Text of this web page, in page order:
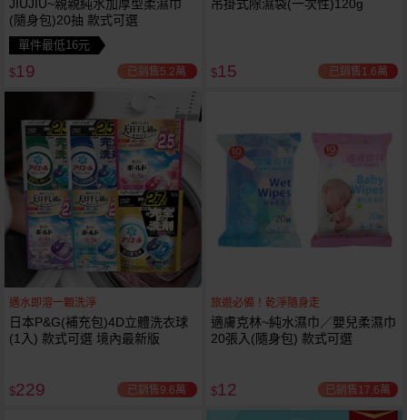
JIUJIU~親親純水加厚型柔濕巾
(隨身包)20抽 款式可選
單件最低16元
$19 已銷售5.2萬
吊掛式除濕袋(一次性)120g
$15 已銷售1.6萬
遇水即溶一顆洗淨
日本P&G(補充包)4D立體洗衣球
(1入) 款式可選 境內最新版
$229 已銷售9.6萬
旅遊必備！乾淨隨身走
適膚克林~純水濕巾／嬰兒柔濕巾
20張入(隨身包) 款式可選
$12 已銷售17.6萬